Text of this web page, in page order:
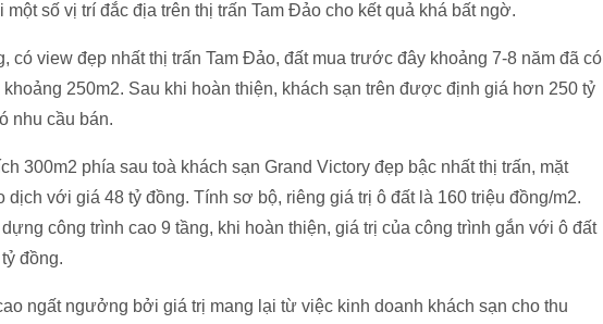
một số vị trí đắc địa trên thị trấn Tam Đảo cho kết quả khá bất ngờ.
có view đẹp nhất thị trấn Tam Đảo, đất mua trước đây khoảng 7-8 năm đã có
250m2. Sau khi hoàn thiện, khách sạn trên được định giá hơn 250 tỷ
nhu cầu bán.
300m2 phía sau toà khách sạn Grand Victory đẹp bậc nhất thị trấn, mặt
với giá 48 tỷ đồng. Tính sơ bộ, riêng giá trị ô đất là 160 triệu đồng/m2.
công trình cao 9 tầng, khi hoàn thiện, giá trị của công trình gắn với ô đất
đồng.
ngất ngưởng bởi giá trị mang lại từ việc kinh doanh khách sạn cho thu